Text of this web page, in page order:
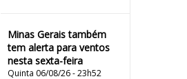
Minas Gerais também
tem alerta para ventos
nesta sexta-feira
Quinta 06/08/26 - 23h52